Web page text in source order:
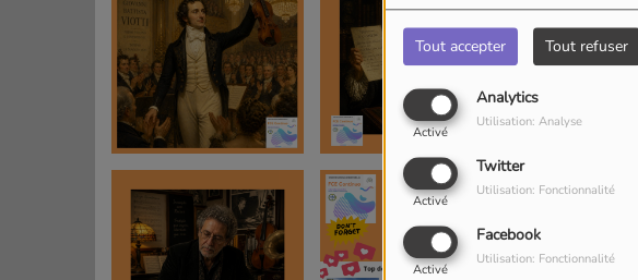
Tout accepter Tout refuser
Analytics
Activé
Utilisation: Analyse
Twitter
Activé
Utilisation: Fonctionnalité
Facebook
Activé
Utilisation: Fonctionnalité